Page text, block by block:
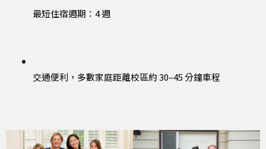
最短住宿週期：4 週
交通便利，多數家庭距離校區約 30–45 分鐘車程